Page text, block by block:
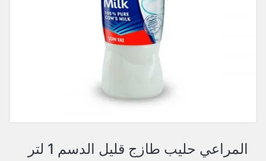
المراعي حليب طازج قليل الدسم 1 لتر